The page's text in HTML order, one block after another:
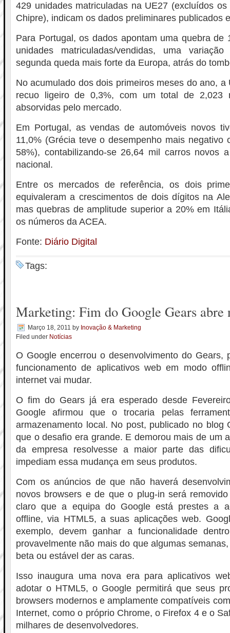
429 unidades matriculadas na UE27 (excluídos
Chipre), indicam os dados preliminares publicados
Para Portugal, os dados apontam uma quebra de
unidades matriculadas/vendidas, uma
segunda queda mais forte da Europa, atrás do
No acumulado dos dois primeiros meses do ano, a
recuo ligeiro de 0,3%, com um total de 2,023
absorvidas pelo mercado.
Em Portugal, as vendas de automóveis novos
11,0% (Grécia teve o desempenho mais negativo
58%), contabilizando-se 26,64 mil carros novos
nacional.
Entre os mercados de referência, os dois
equivaleram a crescimentos de dois dígitos na
mas quebras de amplitude superior a 20% em
os números da ACEA.
Fonte: Diário Digital
Tags:
Marketing: Fim do Google Gears abre
Março 18, 2011 by Inovação & Marketing
Filed under Notícias
O Google encerrou o desenvolvimento do Gears,
funcionamento de aplicativos web em modo
internet vai mudar.
O fim do Gears já era esperado desde
Google afirmou que o trocaria pelas
armazenamento local. No post, publicado no blog
que o desafio era grande. E demorou mais de um
da empresa resolvesse a maior parte das
impediam essa mudança em seus produtos.
Com os anúncios de que não haverá
novos browsers e de que o plug-in será
claro que a equipa do Google está prestes a
offline, via HTML5, a suas aplicações web.
exemplo, devem ganhar a funcionalidade
provavelmente não mais do que algumas
beta ou estável der as caras.
Isso inaugura uma nova era para aplicativos
adotar o HTML5, o Google permitirá que seus
browsers modernos e amplamente compatíveis
Internet, como o próprio Chrome, o Firefox 4 e o
milhares de desenvolvedores.